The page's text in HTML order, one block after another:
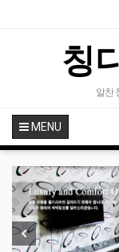
칭
알찬
MENU